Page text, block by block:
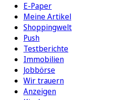
E-Paper
Meine Artikel
Shoppingwelt
Push
Testberichte
Immobilien
Jobbörse
Wir trauern
Anzeigen